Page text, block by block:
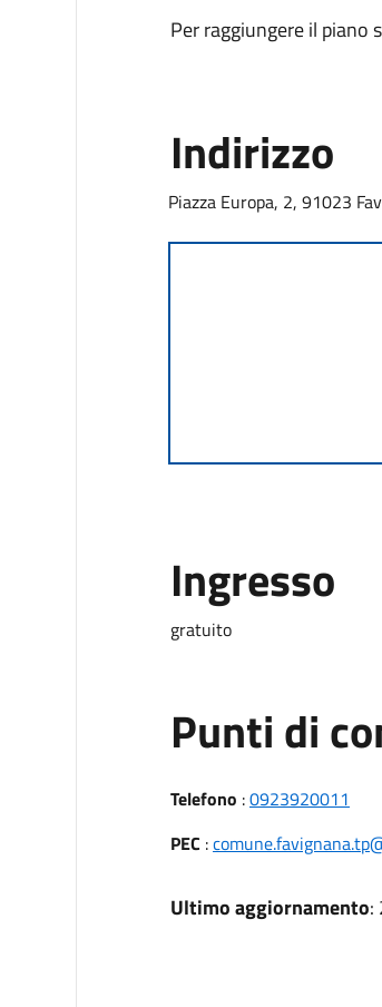
Per raggiungere il piano
Indirizzo
Piazza Europa, 2, 91023
Ingresso
gratuito
Punti di
Telefono :0923920011
PEC :
Ultimo aggiornamento: